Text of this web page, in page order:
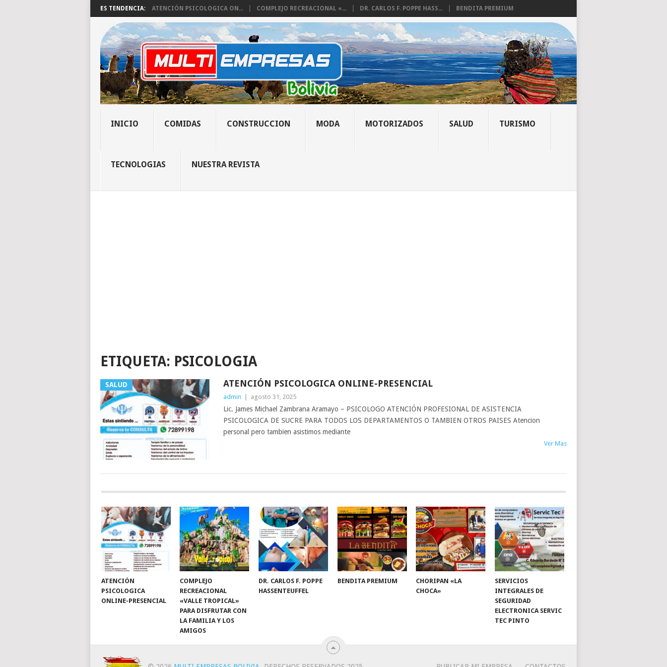
ES TENDENCIA: ATENCIÓN PSICOLOGICA ON... COMPLEJO RECREACIONAL «... DR. CARLOS F. POPPE HASS... BENDITA PREMIUM
INICIO COMIDAS CONSTRUCCION MODA MOTORIZADOS SALUD TURISMO
TECNOLOGIAS NUESTRA REVISTA
ETIQUETA: PSICOLOGIA
SALUD ATENCIÓN PSICOLOGICA ONLINE-PRESENCIAL
admin agosto 31, 2025
Lic. James Michael Zambrana Aramayo – PSICOLOGO ATENCIÓN PROFESIONAL DE ASISTENCIA
PSICOLOGICA DE SUCRE PARA TODOS LOS DEPARTAMENTOS O TAMBIEN OTROS PAISES Atencion
personal pero tambien asistimos mediante
Ver Mas
ATENCIÓN
PSICOLOGICA
ONLINE-PRESENCIAL
COMPLEJO
RECREACIONAL
«VALLE TROPICAL»
PARA DISFRUTAR CON
LA FAMILIA Y LOS
AMIGOS
DR. CARLOS F. POPPE
HASSENTEUFFEL
BENDITA PREMIUM
CHORIPAN «LA
CHOCA»
SERVICIOS
INTEGRALES DE
SEGURIDAD
ELECTRONICA SERVIC
TEC PINTO